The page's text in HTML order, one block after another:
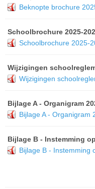
Beknopte brochure
Schoolbrochure 2025-
Schoolbrochure 2025-
Wijzigingen
Wijzigingen
Bijlage A - Organigram
Bijlage A - Organigram
Bijlage B - Instemming
Bijlage B - Instemming